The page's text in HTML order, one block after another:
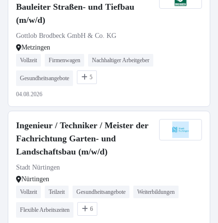
Bauleiter Straßen- und Tiefbau
(m/w/d)
Gottlob Brodbeck GmbH & Co. KG
Metzingen
Vollzeit Firmenwagen Nachhaltiger Arbeitgeber
Gesundheitsangebote 5
04.08.2026
Ingenieur / Techniker / Meister der
Fachrichtung Garten- und
Landschaftsbau (m/w/d)
Stadt Nürtingen
Nürtingen
Vollzeit Teilzeit Gesundheitsangebote Weiterbildungen
Flexible Arbeitszeiten 6